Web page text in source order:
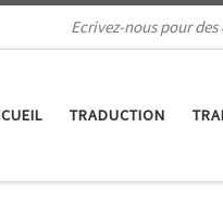
Ecrivez-nous pour
TRADUCTION